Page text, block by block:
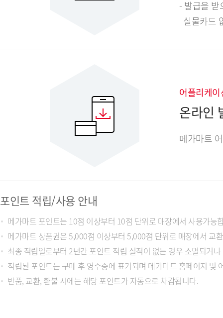
- 발급을 받
실물카드
어플리케이
온라인
메가마트
포인트 적립/사용 안내
메가마트 포인트는 10점 이상부터 10점 단위로 매장에서 사용가능
메가마트 상품권은 5,000점 이상부터 5,000점 단위로 매장에서 교
최종 적립일로부터 2년간 포인트 적립 실적이 없는 경우 소멸되거
적립된 포인트는 구매 후 영수증에 표기되며 메가마트 홈페이지 및
반품, 교환, 환불 시에는 해당 포인트가 자동으로 차감됩니다.